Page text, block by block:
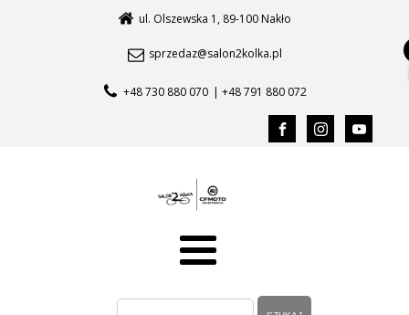
ul. Olszewska 1, 89-100 Nakło
sprzedaz@salon2kolka.pl
+48 730 880 070 | +48 791 880 072